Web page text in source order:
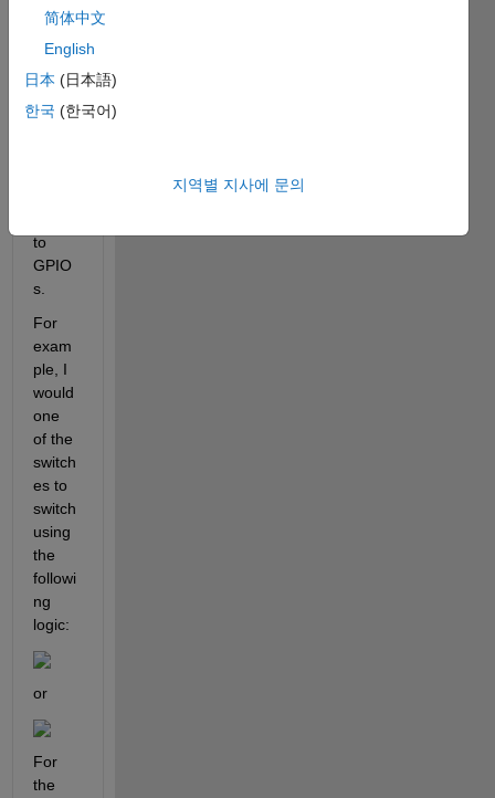
additi
calcul
ations
befor
to
GPIO
s.
For
exam
ple, I
would
one
of the
switch
es to
switch
using
the
followi
ng
logic:
or
For
the
简体中文
English
日本 (日本語)
한국 (한국어)
지역별 지사에 문의